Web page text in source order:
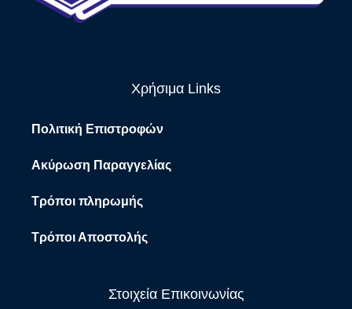
Χρήσιμα Links
Πολιτική Επιστροφών
Ακύρωση Παραγγελίας
Τρόποι πληρωμής
Τρόποι Αποστολής
Στοιχεία Επικοινωνίας